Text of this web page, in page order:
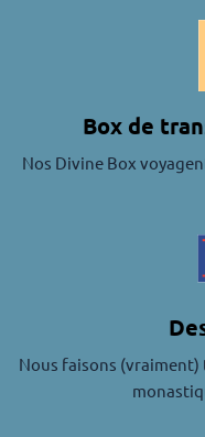
Box de
Nos Divine Box
Nous faisons